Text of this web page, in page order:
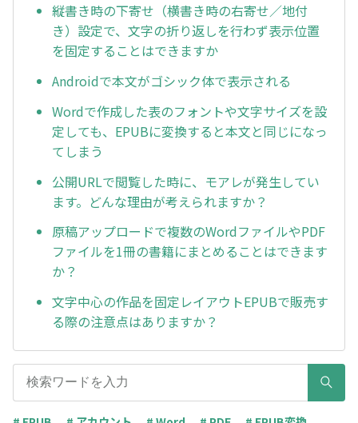
縦書き時の下寄せ（横書き時の右寄せ／地付
き）設定で、文字の折り返しを行わず表示位置
を固定することはできますか
Androidで本文がゴシック体で表示される
Wordで作成した表のフォントや文字サイズを設
定しても、EPUBに変換すると本文と同じになっ
てしまう
公開URLで閲覧した時に、モアレが発生してい
ます。どんな理由が考えられますか？
原稿アップロードで複数のWordファイルやPDF
ファイルを1冊の書籍にまとめることはできます
か？
文字中心の作品を固定レイアウトEPUBで販売す
る際の注意点はありますか？